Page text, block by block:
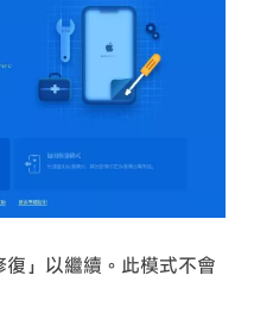
」以繼續。此模式不會